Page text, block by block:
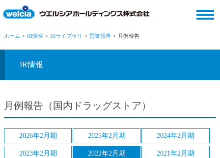
ホーム IR情報 IRライブラリ 営業報告 月例報告
IR情報
月例報告（国内ドラッグストア）
2026年2月期 2025年2月期 2024年2月期
2023年2月期 2022年2月期 2021年2月期